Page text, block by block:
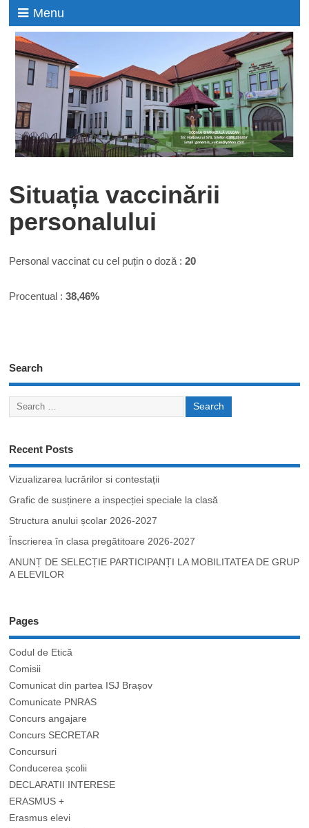
Menu
Situația vaccinării
personalului
Personal vaccinat cu cel puțin o doză :20
Procentual :38,46%
Search
Recent Posts
Vizualizarea lucrărilor si contestații
Grafic de susținere a inspecției speciale la clasă
Structura anului școlar 2026-2027
Înscrierea în clasa pregătitoare 2026-2027
ANUNȚ DE SELECȚIE PARTICIPANȚI LA MOBILITATEA DE GRUP
A ELEVILOR
Pages
Codul de Etică
Comisii
Comunicat din partea ISJ Brașov
Comunicate PNRAS
Concurs angajare
Concurs SECRETAR
Concursuri
Conducerea școlii
DECLARATII INTERESE
ERASMUS +
Erasmus elevi